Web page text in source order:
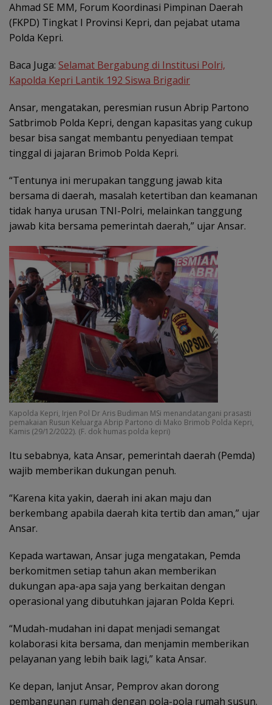
Ahmad SE MM, Forum Koordinasi Pimpinan Daerah
(FKPD) Tingkat I Provinsi Kepri, dan pejabat utama
Polda Kepri.
Baca Juga: Selamat Bergabung di Institusi Polri,
Kapolda Kepri Lantik 192 Siswa Brigadir
Ansar, mengatakan, peresmian rusun Abrip Partono
Satbrimob Polda Kepri, dengan kapasitas yang cukup
besar bisa sangat membantu penyediaan tempat
tinggal di jajaran Brimob Polda Kepri.
“Tentunya ini merupakan tanggung jawab kita
bersama di daerah, masalah ketertiban dan keamanan
tidak hanya urusan TNI-Polri, melainkan tanggung
jawab kita bersama pemerintah daerah,” ujar Ansar.
Kapolda Kepri, Irjen Pol Dr Aris Budiman MSi menandatangani prasasti
pemakaian Rusun Keluarga Abrip Partono di Mako Brimob Polda Kepri,
Kamis (29/12/2022). (F. dok humas polda kepri)
Itu sebabnya, kata Ansar, pemerintah daerah (Pemda)
wajib memberikan dukungan penuh.
“Karena kita yakin, daerah ini akan maju dan
berkembang apabila daerah kita tertib dan aman,” ujar
Ansar.
Kepada wartawan, Ansar juga mengatakan, Pemda
berkomitmen setiap tahun akan memberikan
dukungan apa-apa saja yang berkaitan dengan
operasional yang dibutuhkan jajaran Polda Kepri.
“Mudah-mudahan ini dapat menjadi semangat
kolaborasi kita bersama, dan menjamin memberikan
pelayanan yang lebih baik lagi,” kata Ansar.
Ke depan, lanjut Ansar, Pemprov akan dorong
pembangunan rumah dengan pola-pola rumah susun.